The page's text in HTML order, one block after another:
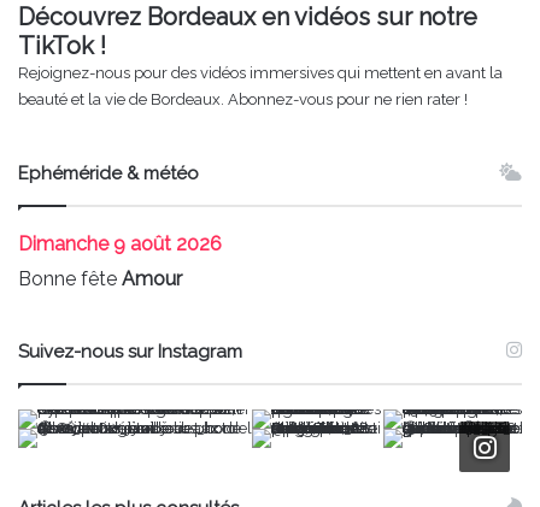
Découvrez Bordeaux en vidéos sur notre
TikTok !
Rejoignez-nous pour des vidéos immersives qui mettent en avant la
beauté et la vie de Bordeaux. Abonnez-vous pour ne rien rater !
Ephéméride & météo
Dimanche9 août 2026
Bonne fête Amour
Suivez-nous sur Instagram